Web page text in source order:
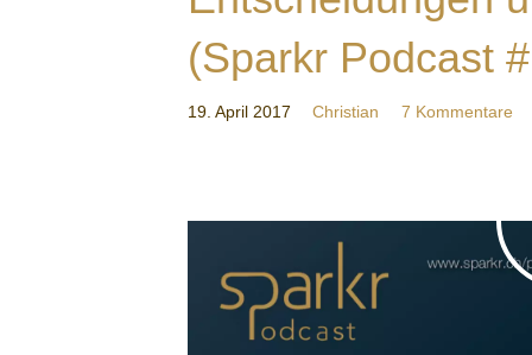
(Sparkr Podcast
19. April 2017 Christian 7 Kommentare